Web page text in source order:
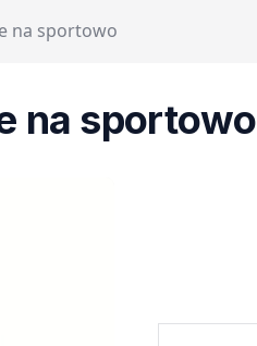
na sportowo
na sportowo